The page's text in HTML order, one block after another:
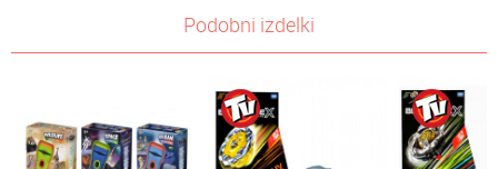
AKCIJSKI KOMPLETI
HASBRO BEYBLADE
Spol
Dečki
Sporočilo
Prenesi navodila za uporabo
Podobni izdelki